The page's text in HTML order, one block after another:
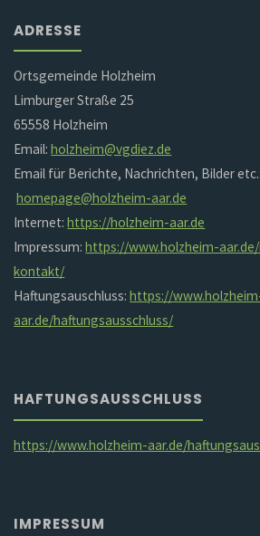
ADRESSE
Ortsgemeinde Holzheim
Limburger Straße 25
65558 Holzheim
Email:holzheim@vgdiez.de
Email für Berichte, Nachrichten, Bilder
homepage@holzheim-aar.de
Internet:https://holzheim-aar.de
Impressum:https://www.holzheim-
kontakt/
Haftungsauschluss:https://
aar.de/haftungsausschluss/
HAFTUNGSAUSSCHLUSS
https://www.holzheim-aar.de/
IMPRESSUM